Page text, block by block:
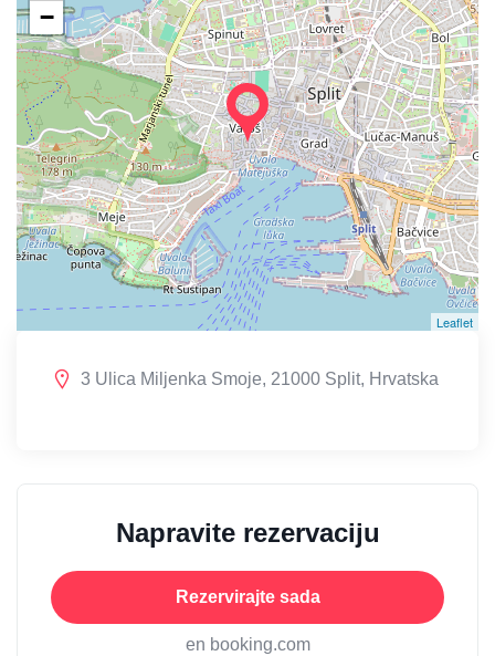
−
Leaflet
3 Ulica Miljenka Smoje, 21000 Split, Hrvatska
Napravite rezervaciju
Rezervirajte sada
en booking.com